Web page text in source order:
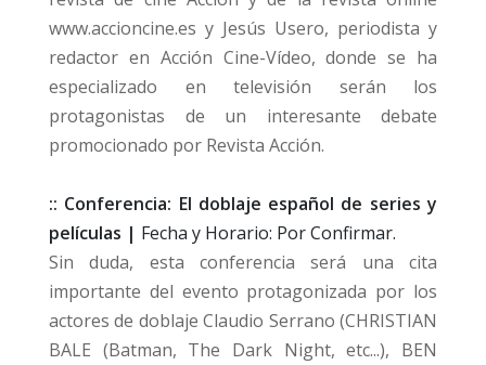
www.accioncine.es y Jesús Usero, periodista y
redactor en Acción Cine-Vídeo, donde se ha
especializado en televisión serán los
protagonistas de un interesante debate
promocionado por Revista Acción.
:: Conferencia: El doblaje español de series y
películas | Fecha y Horario: Por Confirmar.
Sin duda, esta conferencia será una cita
importante del evento protagonizada por los
actores de doblaje Claudio Serrano (CHRISTIAN
BALE (Batman, The Dark Night, etc...), BEN